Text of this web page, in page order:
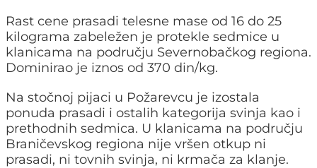
Rast cene prasadi telesne mase od 16 do 25
kilograma zabeležen je protekle sedmice u
klanicama na području Severnobačkog regiona.
Dominirao je iznos od 370 din/kg.
Na stočnoj pijaci u Požarevcu je izostala
ponuda prasadi i ostalih kategorija svinja kao i
prethodnih sedmica. U klanicama na području
Braničevskog regiona nije vršen otkup ni
prasadi, ni tovnih svinja, ni krmača za klanje.